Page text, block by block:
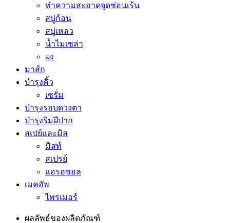
ทำความสะอาดจุดซ่อนเร้น
สบู่ก้อน
สบู่เหลว
น้ำไมเซล่า
ผง
มาส์ก
บำรุงคิ้ว
เซรั่ม
บำรุงรอบดวงตา
บำรุงริมฝีปาก
สเปย์และมิส
มิสท์
สเปรย์
แอรอซอล
เมคอัพ
ไพรเมอร์
ผลลัพธ์ของผลิตภัณฑ์